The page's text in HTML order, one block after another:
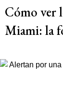
Cómo ver
Miami: la